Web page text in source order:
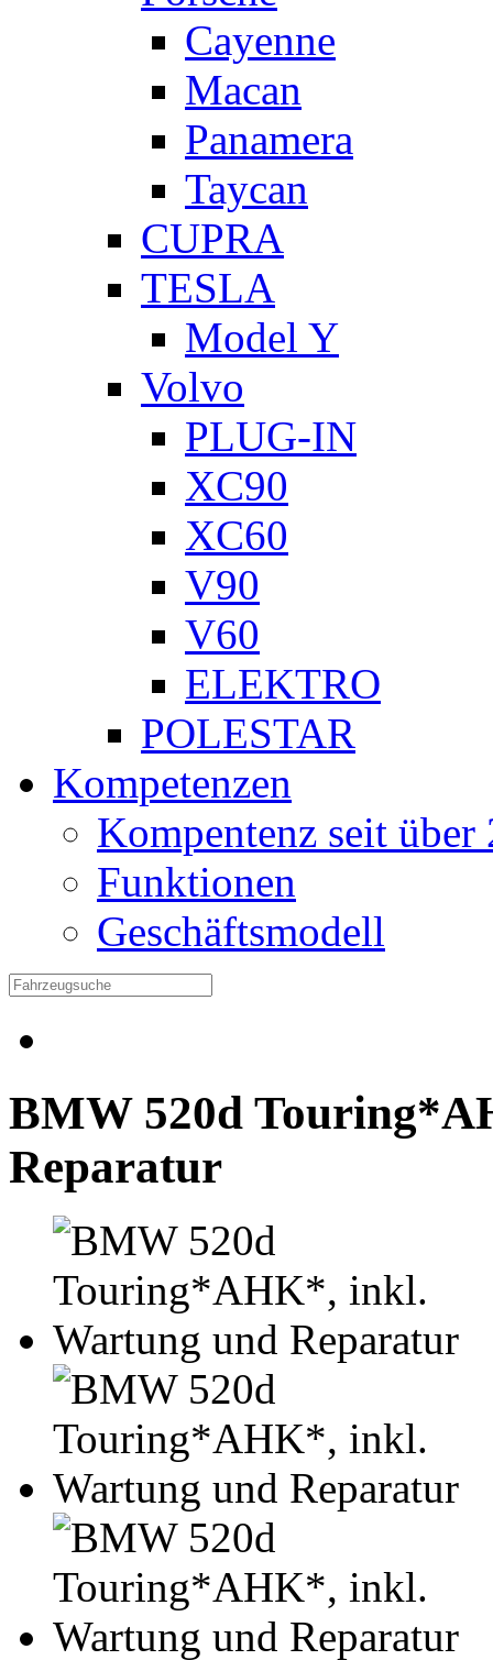
Cayenne
Macan
Panamera
Taycan
CUPRA
TESLA
Model Y
Volvo
PLUG-IN
XC90
XC60
V90
V60
ELEKTRO
POLESTAR
Kompetenzen
Kompentenz seit über
Funktionen
Geschäftsmodell
BMW 520d
Reparatur